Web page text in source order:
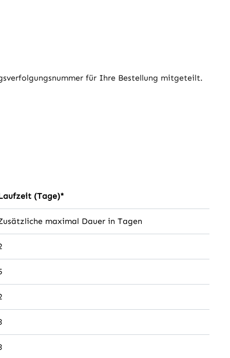
für Ihre Bestellung mitgeteilt.
(Tage)*
maximal Dauer in Tagen